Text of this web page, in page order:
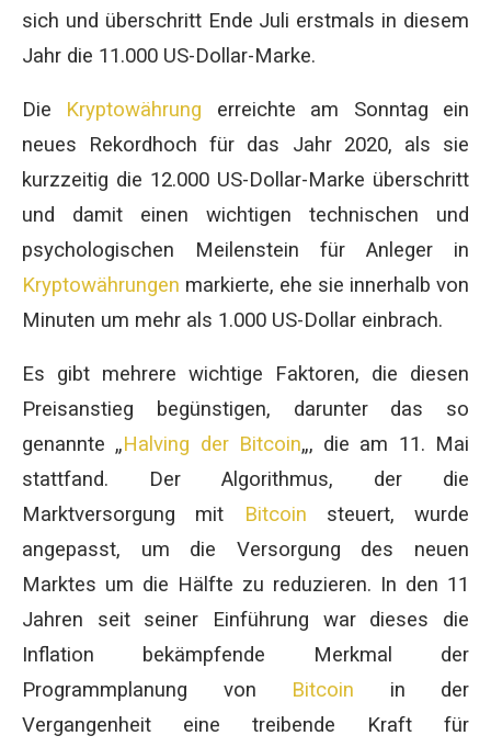
sich und überschritt Ende Juli erstmals in diesem
Jahr die 11.000 US-Dollar-Marke.
Die Kryptowährung erreichte am Sonntag ein
neues Rekordhoch für das Jahr 2020, als sie
kurzzeitig die 12.000 US-Dollar-Marke überschritt
und damit einen wichtigen technischen und
psychologischen Meilenstein für Anleger in
Kryptowährungen markierte, ehe sie innerhalb von
Minuten um mehr als 1.000 US-Dollar einbrach.
Es gibt mehrere wichtige Faktoren, die diesen
Preisanstieg begünstigen, darunter das so
genannte „Halving der Bitcoin„, die am 11. Mai
stattfand. Der Algorithmus, der die
Marktversorgung mit
Bitcoin steuert, wurde
angepasst, um die Versorgung des neuen
Marktes um die Hälfte zu reduzieren. In den 11
Jahren seit seiner Einführung war dieses die
Inflation bekämpfende Merkmal der
Programmplanung von Bitcoin in der
Vergangenheit eine treibende Kraft für